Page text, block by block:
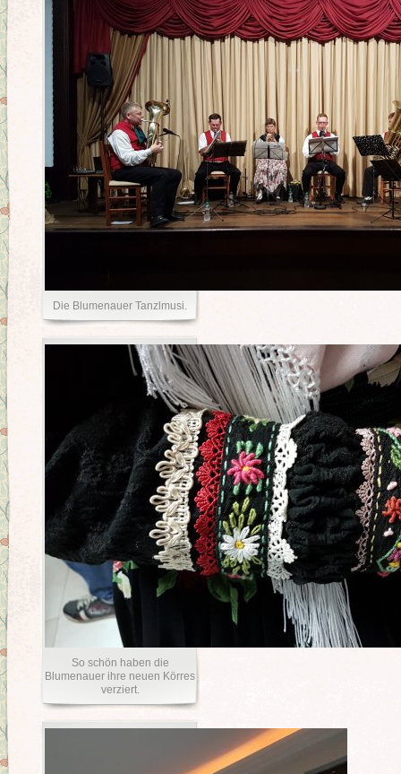
Die Blumenauer Tanzlmusi.
So schön haben die
Blumenauer ihre neuen Körres
verziert.